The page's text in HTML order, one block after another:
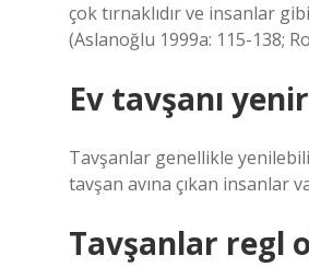
çok tırnaklıdır ve insanlar
(Aslanoğlu 1999a: 115-138;
Ev tavşanı
Tavşanlar genellikle
tavşan avına çıkan insanlar
Tavşanlar regl